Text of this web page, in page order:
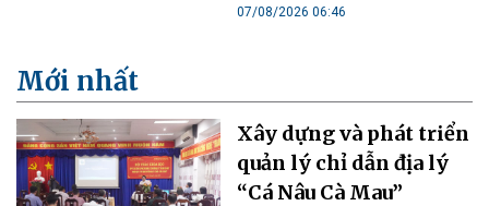
07/08/2026 06:46
Mới nhất
Xây dựng và phát triển
quản lý chỉ dẫn địa lý
“Cá Nâu Cà Mau”